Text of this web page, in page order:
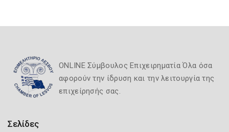
ONLINE Σύμβουλος Επιχειρηματία Όλα όσα
αφορούν την ίδρυση και την λειτουργία της
επιχείρησής σας.
Σελίδες